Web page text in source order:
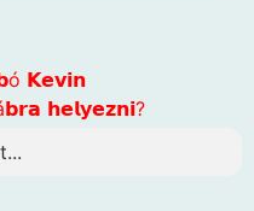
𝗞𝗲𝘃𝗶𝗻
𝗵𝗲𝗹𝘆𝗲𝘇𝗻𝗶?